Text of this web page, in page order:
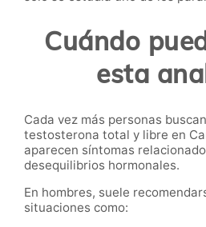
Cuándo
esta
Cada vez más personas
testosterona total y libre en
aparecen síntomas
desequilibrios hormonales.
En hombres, suele
situaciones como: